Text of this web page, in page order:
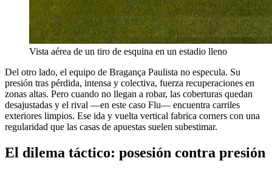
Vista aérea de un tiro de esquina en un estadio lleno
Del otro lado, el equipo de Bragança Paulista no especula. Su
presión tras pérdida, intensa y colectiva, fuerza recuperaciones en
zonas altas. Pero cuando no llegan a robar, las coberturas quedan
desajustadas y el rival —en este caso Flu— encuentra carriles
exteriores limpios. Ese ida y vuelta vertical fabrica corners con una
regularidad que las casas de apuestas suelen subestimar.
El dilema táctico: posesión contra presión